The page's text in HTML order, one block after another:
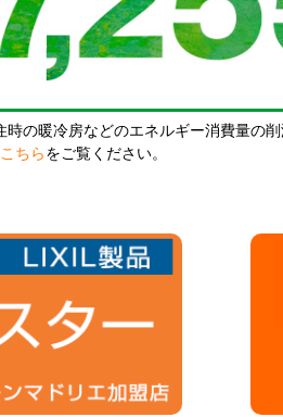
の暖冷房などのエネルギー消費量の
こちら をご覧ください。